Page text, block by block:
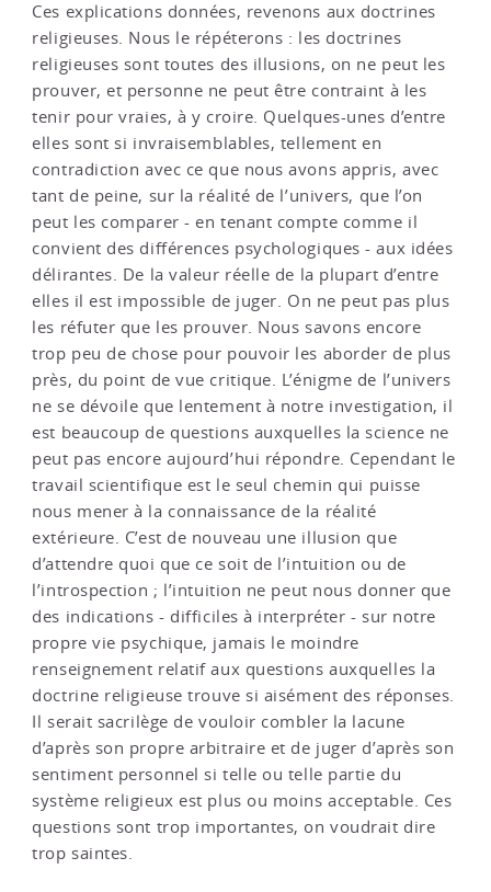
Ces explications données, revenons aux doctrines
religieuses. Nous le répéterons : les doctrines
religieuses sont toutes des illusions, on ne peut les
prouver, et personne ne peut être contraint à les
tenir pour vraies, à y croire. Quelques-unes d’entre
elles sont si invraisemblables, tellement en
contradiction avec ce que nous avons appris, avec
tant de peine, sur la réalité de l’univers, que l’on
peut les comparer - en tenant compte comme il
convient des différences psychologiques - aux idées
délirantes. De la valeur réelle de la plupart d’entre
elles il est impossible de juger. On ne peut pas plus
les réfuter que les prouver. Nous savons encore
trop peu de chose pour pouvoir les aborder de plus
près, du point de vue critique. L’énigme de l’univers
ne se dévoile que lentement à notre investigation, il
est beaucoup de questions auxquelles la science ne
peut pas encore aujourd’hui répondre. Cependant le
travail scientifique est le seul chemin qui puisse
nous mener à la connaissance de la réalité
extérieure. C’est de nouveau une illusion que
d’attendre quoi que ce soit de l’intuition ou de
l’introspection ; l’intuition ne peut nous donner que
des indications - difficiles à interpréter - sur notre
propre vie psychique, jamais le moindre
renseignement relatif aux questions auxquelles la
doctrine religieuse trouve si aisément des réponses.
Il serait sacrilège de vouloir combler la lacune
d’après son propre arbitraire et de juger d’après son
sentiment personnel si telle ou telle partie du
système religieux est plus ou moins acceptable. Ces
questions sont trop importantes, on voudrait dire
trop saintes.